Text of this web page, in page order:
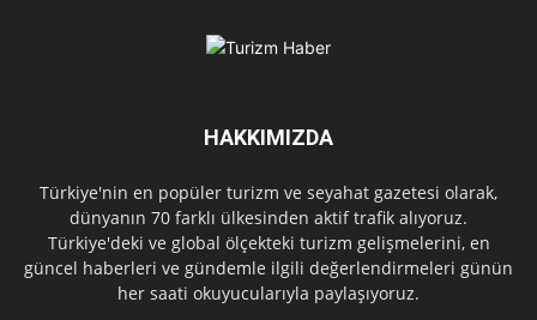
HAKKIMIZDA
Türkiye'nin en popüler turizm ve seyahat gazetesi olarak,
dünyanın 70 farklı ülkesinden aktif trafik alıyoruz.
Türkiye'deki ve global ölçekteki turizm gelişmelerini, en
güncel haberleri ve gündemle ilgili değerlendirmeleri günün
her saati okuyucularıyla paylaşıyoruz.